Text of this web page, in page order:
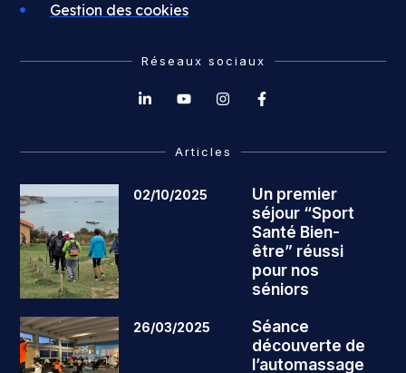
Gestion des cookies
Réseaux sociaux
Articles
02/10/2025
Un premier
séjour “Sport
Santé Bien-
être” réussi
pour nos
séniors
26/03/2025
Séance
découverte de
l’automassage